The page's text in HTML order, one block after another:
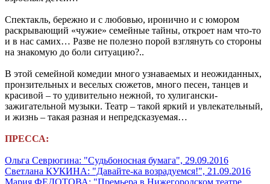
Спектакль, бережно и с любовью, иронично и с юмором
раскрывающий «чужие» семейные тайны, откроет нам что-то
и в нас самих… Разве не полезно порой взглянуть со стороны
на знакомую до боли ситуацию?..
В этой семейной комедии много узнаваемых и неожиданных,
пронзительных и веселых сюжетов, много песен, танцев и
красивой – то удивительно нежной, то хулигански-
зажигательной музыки. Театр – такой яркий и увлекательный,
и жизнь – такая разная и непредсказуемая…
ПРЕССА:
Ольга Севрюгина: "Судьбоносная бумага", 29.09.2016
Светлана КУКИНА: "Давайте-ка возрадуемся!", 21.09.2016
Мария ФЕДОТОВА: "Премьера в Нижегородском театре